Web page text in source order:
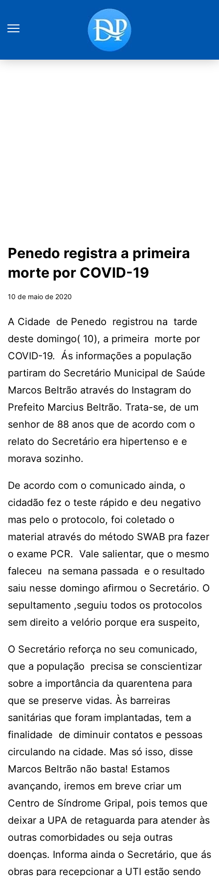
Penedo registra a primeira
morte por COVID-19
10 de maio de 2020
A Cidade de Penedo registrou na tarde
deste domingo( 10), a primeira morte por
COVID-19. Ás informações a população
partiram do Secretário Municipal de Saúde
Marcos Beltrão através do Instagram do
Prefeito Marcius Beltrão. Trata-se, de um
senhor de 88 anos que de acordo com o
relato do Secretário era hipertenso e e
morava sozinho.
De acordo com o comunicado ainda, o
cidadão fez o teste rápido e deu negativo
mas pelo o protocolo, foi coletado o
material através do método SWAB pra fazer
o exame PCR. Vale salientar, que o mesmo
faleceu na semana passada e o resultado
saiu nesse domingo afirmou o Secretário. O
sepultamento ,seguiu todos os protocolos
sem direito a velório porque era suspeito,
O Secretário reforça no seu comunicado,
que a população precisa se conscientizar
sobre a importância da quarentena para
que se preserve vidas. Às barreiras
sanitárias que foram implantadas, tem a
finalidade de diminuir contatos e pessoas
circulando na cidade. Mas só isso, disse
Marcos Beltrão não basta! Estamos
avançando, iremos em breve criar um
Centro de Síndrome Gripal, pois temos que
deixar a UPA de retaguarda para atender às
outras comorbidades ou seja outras
doenças. Informa ainda o Secretário, que ás
obras para recepcionar a UTI estão sendo